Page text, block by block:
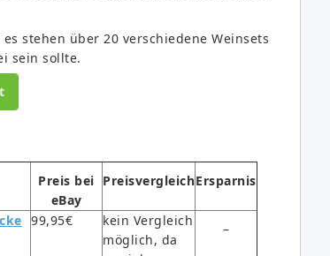
stehen über 20 verschiedene Weinsets
sein sollte.
Preis bei
eBay
PreisvergleichErsparnis
99,95€
kein Vergleich
möglich, da
–